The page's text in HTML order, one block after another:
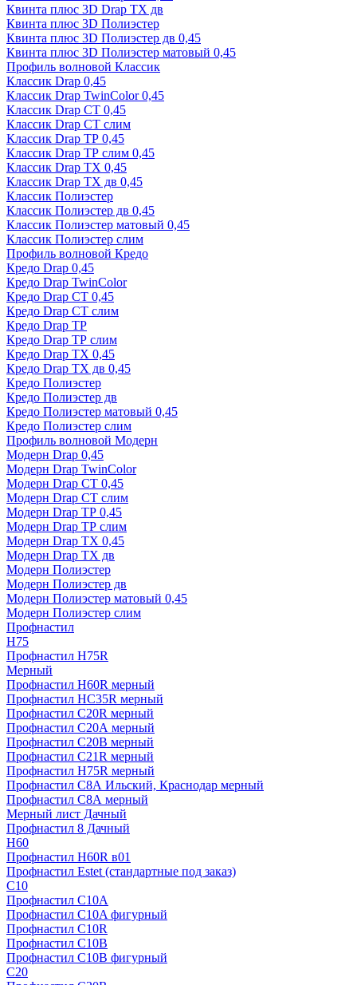
Квинта плюс 3D Drap ТХ дв
Квинта плюс 3D Полиэстер
Квинта плюс 3D Полиэстер дв 0,45
Квинта плюс 3D Полиэстер матовый 0,45
Профиль волновой Классик
Классик Drap 0,45
Классик Drap TwinColor 0,45
Классик Drap СТ 0,45
Классик Drap СТ слим
Классик Drap ТР 0,45
Классик Drap ТР слим 0,45
Классик Drap ТХ 0,45
Классик Drap ТХ дв 0,45
Классик Полиэстер
Классик Полиэстер дв 0,45
Классик Полиэстер матовый 0,45
Классик Полиэстер слим
Профиль волновой Кредо
Кредо Drap 0,45
Кредо Drap TwinColor
Кредо Drap СТ 0,45
Кредо Drap СТ слим
Кредо Drap ТР
Кредо Drap ТР слим
Кредо Drap ТХ 0,45
Кредо Drap ТХ дв 0,45
Кредо Полиэстер
Кредо Полиэстер дв
Кредо Полиэстер матовый 0,45
Кредо Полиэстер слим
Профиль волновой Модерн
Модерн Drap 0,45
Модерн Drap TwinColor
Модерн Drap СТ 0,45
Модерн Drap СТ слим
Модерн Drap ТР 0,45
Модерн Drap ТР слим
Модерн Drap ТХ 0,45
Модерн Drap ТХ дв
Модерн Полиэстер
Модерн Полиэстер дв
Модерн Полиэстер матовый 0,45
Модерн Полиэстер слим
Профнастил
H75
Профнастил H75R
Мерный
Профнастил H60R мерный
Профнастил HC35R мерный
Профнастил С20R мерный
Профнастил С20А мерный
Профнастил С20В мерный
Профнастил С21R мерный
Профнастил Н75R мерный
Профнастил С8А Ильский, Краснодар мерный
Профнастил С8А мерный
Мерный лист Дачный
Профнастил 8 Дачный
Н60
Профнастил H60R в01
Профнастил Estet (стандартные под заказ)
C10
Профнастил С10A
Профнастил С10A фигурный
Профнастил С10R
Профнастил С10В
Профнастил С10В фигурный
C20